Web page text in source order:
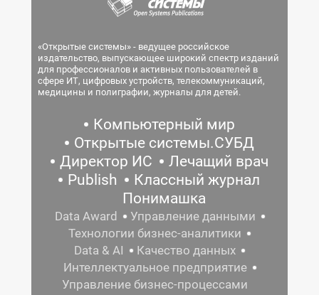
«Открытые системы» - ведущее российское
издательство, выпускающее широкий спектр изданий
для профессионалов и активных пользователей в
сфере ИТ, цифровых устройств, телекоммуникаций,
медицины и полиграфии, журналы для детей.
Компьютерный мир
Открытые системы.СУБД
Директор ИС
Лечащий врач
Publish
Классный журнал
Понимашка
Data Award
Управление данными
Технологии бизнес-аналитики
Data & AI
Качество данных
Интеллектуальное предприятие
Управление бизнес-процессами